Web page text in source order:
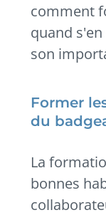
comment
quand
son
Former
du
La
bonnes